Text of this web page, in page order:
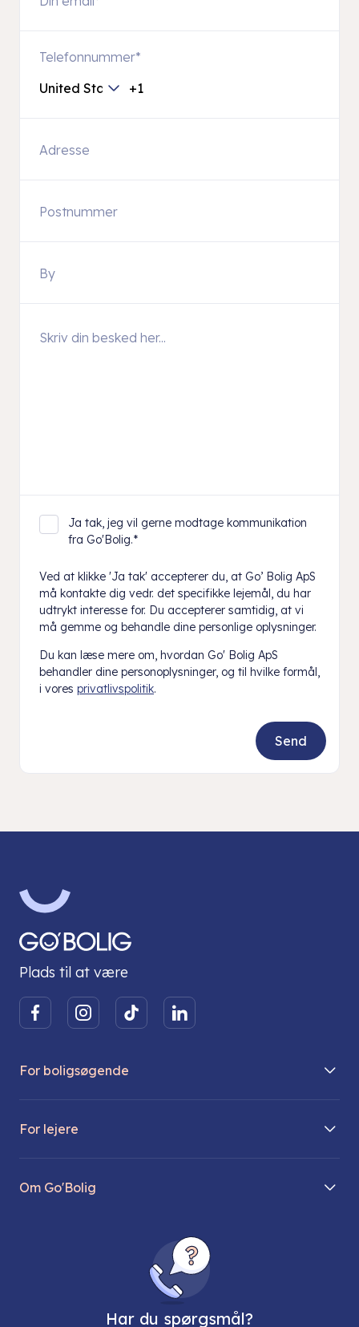
Telefonnummer*
Ja tak, jeg vil gerne modtage kommunikation
fra Go'Bolig.*
Ved at klikke 'Ja tak' accepterer du, at Go’ Bolig ApS
må kontakte dig vedr. det specifikke lejemål, du har
udtrykt interesse for. Du accepterer samtidig, at vi
må gemme og behandle dine personlige oplysninger.
Du kan læse mere om, hvordan Go' Bolig ApS
behandler dine personoplysninger, og til hvilke formål,
i vores privatlivspolitik.
Plads til at være
For boligsøgende
For lejere
Om Go'Bolig
Har du spørgsmål?